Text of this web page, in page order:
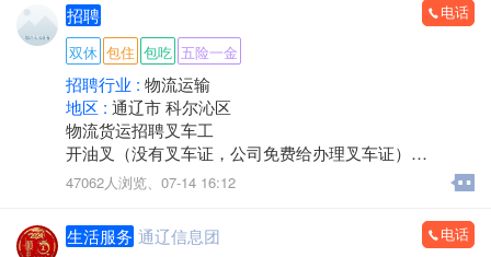
招聘
电话
双休 包住 包吃 五险一金
招聘行业 : 物流运输
地区 : 通辽市 科尔沁区
物流货运招聘叉车工
开油叉（没有叉车证，公司免费给办理叉车证）
2，叉车学徒工:270/天
47062人浏览、 07-14 16:12
生活服务 通辽信息团 电话